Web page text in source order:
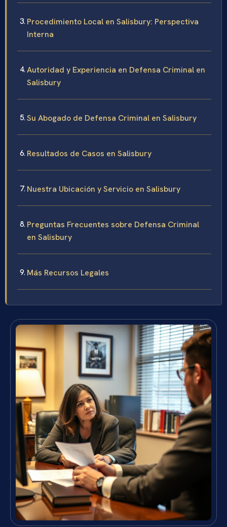
Procedimiento Local en Salisbury: Perspectiva
Interna
Autoridad y Experiencia en Defensa Criminal en
Salisbury
Su Abogado de Defensa Criminal en Salisbury
Resultados de Casos en Salisbury
Nuestra Ubicación y Servicio en Salisbury
Preguntas Frecuentes sobre Defensa Criminal
en Salisbury
Más Recursos Legales